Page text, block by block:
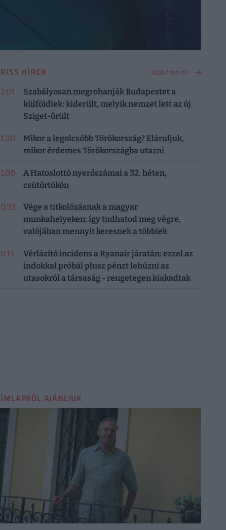
HÍREK Több friss hír
Szabályosan megrohanják Budapestet a
külföldiek: kiderült, melyik nemzet lett az új
Sziget-őrült
Mikor a legolcsóbb Törökország? Eláruljuk,
mikor érdemes Törökországba utazni
A Hatoslottó nyerőszámai a 32. héten,
csütörtökön
Vége a titkolózásnak a magyar
munkahelyeken: így tudhatod meg végre,
valójában mennyit keresnek a többiek
Vérlázító incidens a Ryanair járatán: ezzel az
indokkal próbál plusz pénzt lehúzni az
utasokról a társaság - rengetegen kiakadtak
AJÁNLJUK